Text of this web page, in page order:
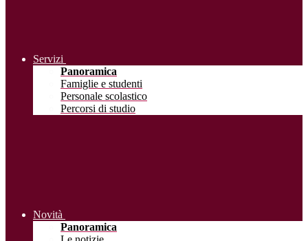
Servizi
Panoramica
Famiglie e studenti
Personale scolastico
Percorsi di studio
Novità
Panoramica